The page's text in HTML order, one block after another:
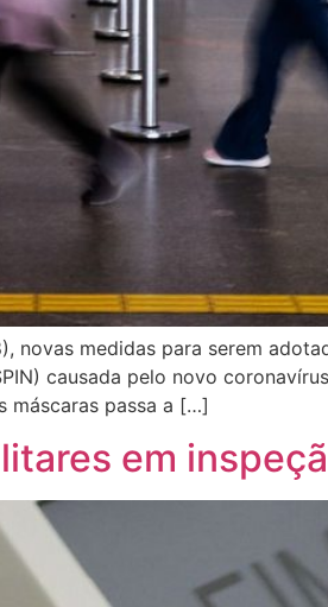
novas medidas para serem
causada pelo novo
máscaras passa a […]
em